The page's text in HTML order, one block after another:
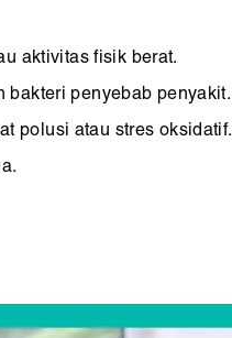
aktivitas fisik berat.
bakteri penyebab penyakit.
polusi atau stres oksidatif.